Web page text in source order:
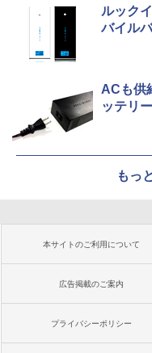
ルック
バイル
ACも供
ッテリー
もっ
本サイトのご利用について
広告掲載のご案内
プライバシーポリシー